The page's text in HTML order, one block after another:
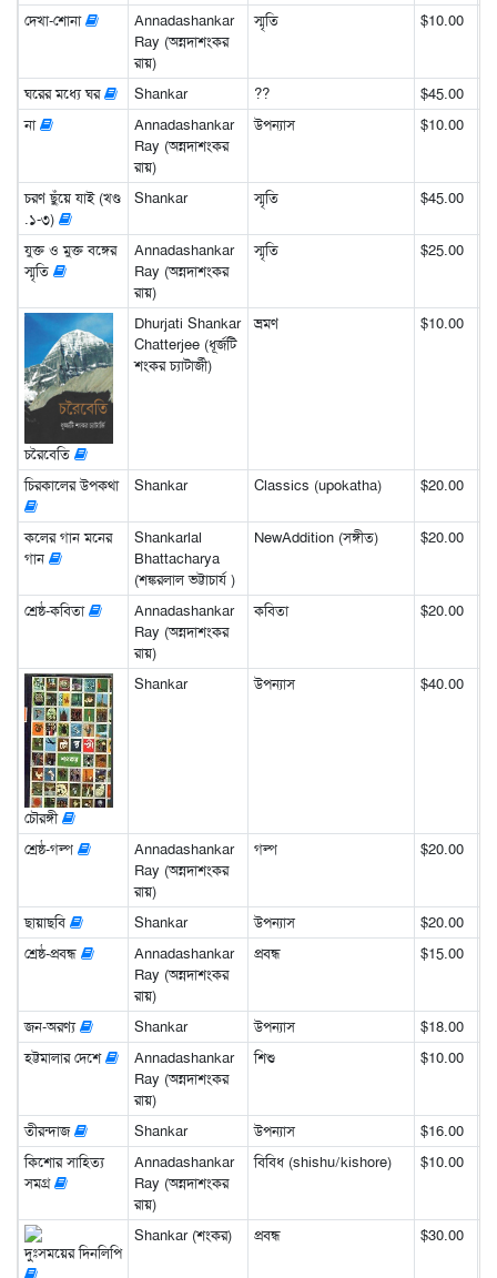
দেখা-শোনা
Annadashankar
Ray (অন্নদাশংকর
রায়)
স্মৃতি $10.00
ঘরের মধ্যে ঘর Shankar ??
$45.00
না
Annadashankar
Ray (অন্নদাশংকর
রায়)
উপন্যাস $10.00
চরণ ছুঁয়ে যাই (খণ্ড
.১-৩)
Shankar স্মৃতি $45.00
যুক্ত ও মুক্ত বঙ্গের
স্মৃতি
Annadashankar
Ray (অন্নদাশংকর
রায়)
স্মৃতি $25.00
চরৈবেতি
Dhurjati Shankar
Chatterjee (ধূর্জটি
শংকর চ্যাটার্জী)
ভ্রমণ $10.00
চিরকালের উপকথা Shankar Classics (upokatha) $20.00
কলের গান মনের
গান
Shankarlal
Bhattacharya
(শঙ্করলাল ভট্টাচার্য )
NewAddition (সঙ্গীত) $20.00
শ্রেষ্ঠ-কবিতা
Annadashankar
Ray (অন্নদাশংকর
রায়)
কবিতা $20.00
চৌরঙ্গী
Shankar উপন্যাস $40.00
শ্রেষ্ঠ-গল্প
Annadashankar
Ray (অন্নদাশংকর
রায়)
গল্প $20.00
ছায়াছবি Shankar উপন্যাস
$20.00
শ্রেষ্ঠ-প্রবন্ধ
Annadashankar
Ray (অন্নদাশংকর
রায়)
প্রবন্ধ $15.00
জন-অরণ্য Shankar উপন্যাস
$18.00
হট্টমালার দেশে
Annadashankar
Ray (অন্নদাশংকর
রায়)
শিশু $10.00
তীরন্দাজ Shankar উপন্যাস
$16.00
কিশোর সাহিত্য
সমগ্র
Annadashankar
Ray (অন্নদাশংকর
রায়)
বিবিধ (shishu/kishore) $10.00
দুঃসময়ের দিনলিপি
Shankar (শংকর) প্রবন্ধ $30.00